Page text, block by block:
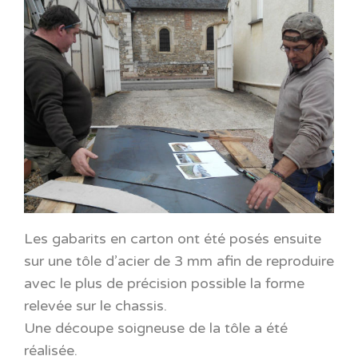
Les gabarits en carton ont été posés ensuite
sur une tôle d’acier de 3 mm afin de reproduire
avec le plus de précision possible la forme
relevée sur le chassis.
Une découpe soigneuse de la tôle a été
réalisée.